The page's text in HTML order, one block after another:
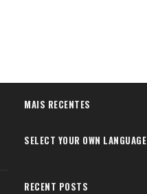
MAIS RECENTES
SELECT YOUR OWN LANGUAGE
RECENT POSTS